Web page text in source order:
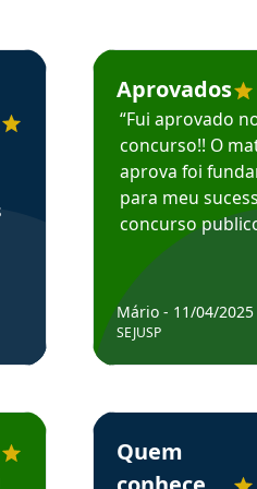
Concursos em depoimento
Concursos em depoimento
Estudante Mário
Aprovados
“Fui aprovado
concurso!! O
aprova foi
para meu
concurso
Mário - 11/04/2025
SEJUSP
Estudante Henrique
Quem